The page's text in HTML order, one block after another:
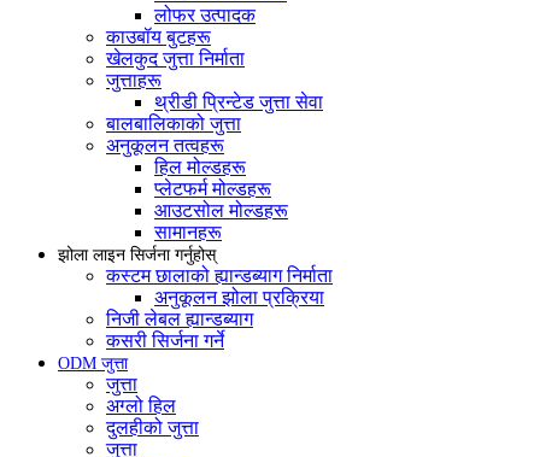
लोफर उत्पादक
काउबॉय बुटहरू
खेलकुद जुत्ता निर्माता
जुत्ताहरू
थ्रीडी प्रिन्टेड जुत्ता सेवा
बालबालिकाको जुत्ता
अनुकूलन तत्वहरू
हिल मोल्डहरू
प्लेटफर्म मोल्डहरू
आउटसोल मोल्डहरू
सामानहरू
झोला लाइन सिर्जना गर्नुहोस्
कस्टम छालाको ह्यान्डब्याग निर्माता
अनुकूलन झोला प्रक्रिया
निजी लेबल ह्यान्डब्याग
कसरी सिर्जना गर्ने
ODM जुत्ता
जुत्ता
अग्लो हिल
दुलहीको जुत्ता
जुत्ता